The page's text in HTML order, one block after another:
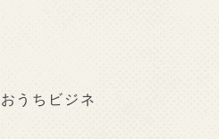
うちビジネ